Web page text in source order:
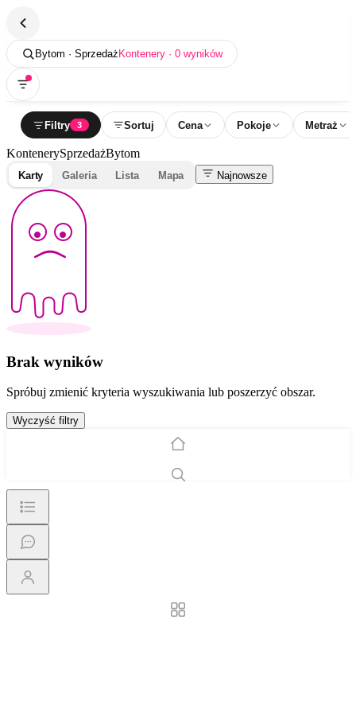
Bytom · Sprzedaż Kontenery · 0 wyników
Filtry 3 Sortuj Cena Pokoje Metraż
KontenerySprzedażBytom
Karty Galeria Lista Mapa Najnowsze
Brak wyników
Spróbuj zmienić kryteria wyszukiwania lub poszerzyć obszar.
Wyczyść filtry